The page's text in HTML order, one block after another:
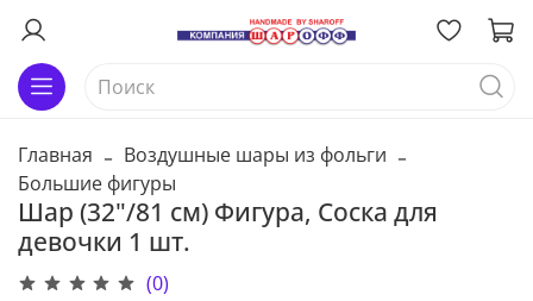
Главная
Воздушные шары из фольги
Большие фигуры
Шар (32"/81 см) Фигура, Соска для
девочки 1 шт.
(0)